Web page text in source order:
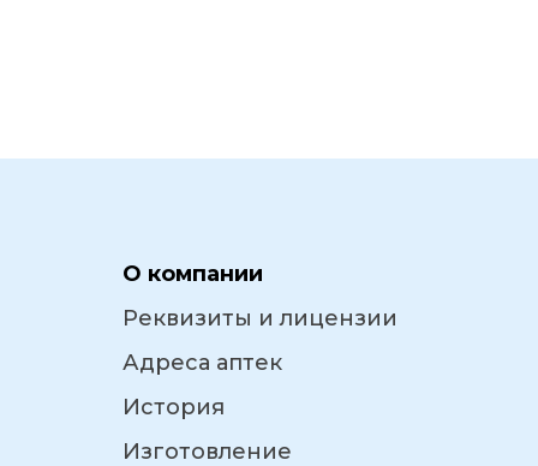
О компании
Реквизиты и лицензии
Адреса аптек
История
Изготовление